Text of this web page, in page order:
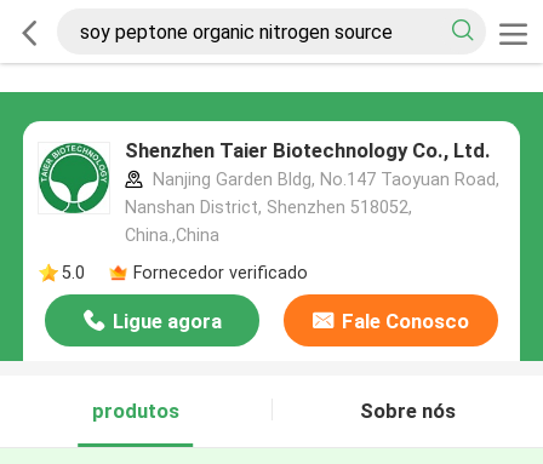
Shenzhen Taier Biotechnology Co., Ltd.
Nanjing Garden Bldg, No.147 Taoyuan Road,
Nanshan District, Shenzhen 518052,
China.,China
5.0
Fornecedor verificado
Ligue agora Fale Conosco
produtos Sobre nós